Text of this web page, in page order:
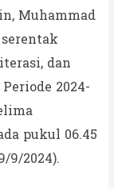
Muhammad
dan
2024-
pukul 06.45
9/2024).